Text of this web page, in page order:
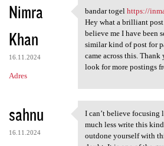
Nimra
Khan
16.11.2024
Adres
bandar togel https:/
bandar togel https://
Hey what a brilliant post
believe me I have been
similar kind of post for
came across this.
look for more postings
sahnu
16.11.2024
I can’t believe
I can’t believe focusing
much less write this
outdone yourself with